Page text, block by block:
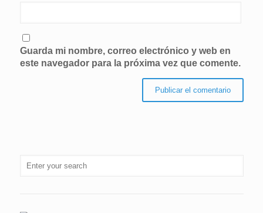
Guarda mi nombre, correo electrónico y web en
este navegador para la próxima vez que comente.